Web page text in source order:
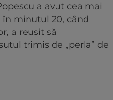
a avut cea mai
în minutul 20, când
a reușit să
trimis de „perla” de